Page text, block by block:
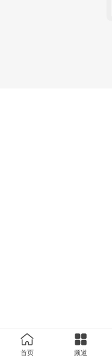
首页 频道